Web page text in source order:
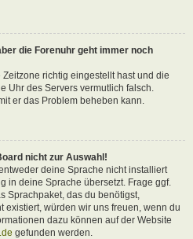
die Forenuhr geht immer noch
richtig eingestellt hast und die
Uhr des Servers vermutlich falsch.
er das Problem beheben kann.
nicht zur Auswahl!
deine Sprache nicht installiert
in deine Sprache übersetzt. Frage ggf.
Sprachpaket, das du benötigst,
existiert, würden wir uns freuen, wenn du
dazu können auf der Website
gefunden werden.